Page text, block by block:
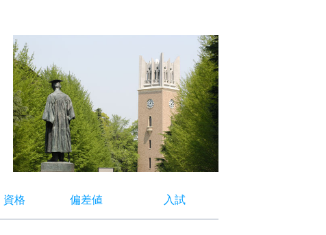
資格 偏差値 入試